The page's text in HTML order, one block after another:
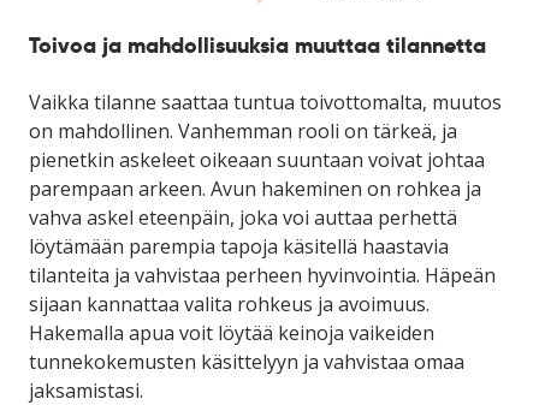
Toivoa ja mahdollisuuksia muuttaa tilannetta
Vaikka tilanne saattaa tuntua toivottomalta, muutos
on mahdollinen. Vanhemman rooli on tärkeä, ja
pienetkin askeleet oikeaan suuntaan voivat johtaa
parempaan arkeen. Avun hakeminen on rohkea ja
vahva askel eteenpäin, joka voi auttaa perhettä
löytämään parempia tapoja käsitellä haastavia
tilanteita ja vahvistaa perheen hyvinvointia. Häpeän
sijaan kannattaa valita rohkeus ja avoimuus.
Hakemalla apua voit löytää keinoja vaikeiden
tunnekokemusten käsittelyyn ja vahvistaa omaa
jaksamistasi.